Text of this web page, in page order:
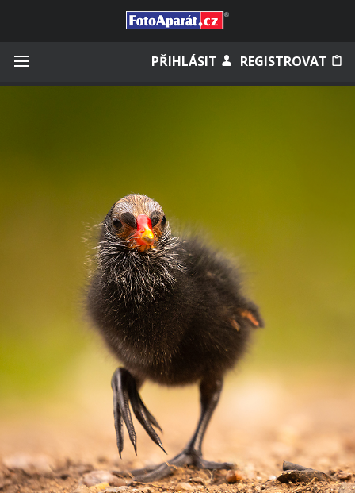
PŘIHLÁSIT REGISTROVAT
Zapomněli jste heslo?
Měli jste účet na starém webu?